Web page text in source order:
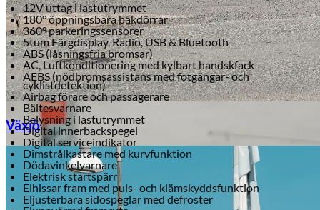
Citroën
Växjö
12V uttag i lastutrymmet
180° öppningsbara bakdörrar
360° parkeringssensorer
5tum Färgdisplay, Radio, USB & Bluetooth
ABS (låsningsfria bromsar)
AC, Luftkonditionering med kylbart handskfack
AEBS (nödbromsassistans med fotgängar- och
cyklistdetektion)
Airbag förare och passagerare
Bältesvarnare
Belysning i lastutrymmet
Digital innerbackspegel
Digital serviceindikator
Dimstrålkastare med kurvfunktion
Dödavinkelvarnare
Elektrisk startspärr
Elhissar fram med puls- och klämskyddsfunktion
Eljusterbara sidospeglar med defroster